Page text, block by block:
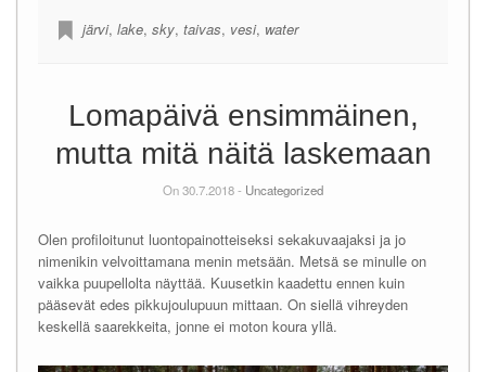
järvi, lake, sky, taivas, vesi, water
Lomapäivä ensimmäinen,
mutta mitä näitä laskemaan
On 30.7.2018 - Uncategorized
Olen profiloitunut luontopainotteiseksi sekakuvaajaksi ja jo
nimenikin velvoittamana menin metsään. Metsä se minulle on
vaikka puupellolta näyttää. Kuusetkin kaadettu ennen kuin
pääsevät edes pikkujoulupuun mittaan. On siellä vihreyden
keskellä saarekkeita, jonne ei moton koura yllä.